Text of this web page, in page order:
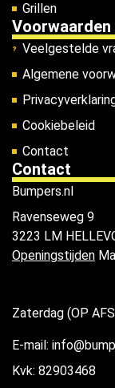
Grillen
Voorwaarden
Veelgestelde
Algemene
Cookiebeleid
Contact
Contact
Bumpers.nl
Ravenseweg 9
3223 LM
Openingstijden
Zaterdag (OP
E-mail:
Kvk: 82903468